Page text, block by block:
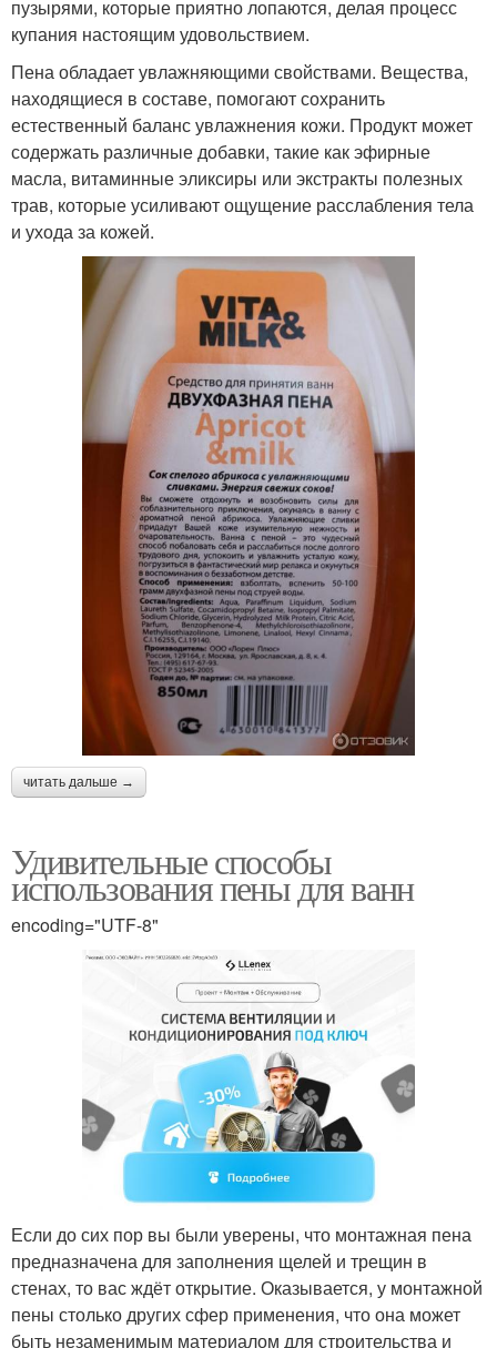
пузырями, которые приятно лопаются, делая процесс
купания настоящим удовольствием.
Пена обладает увлажняющими свойствами. Вещества,
находящиеся в составе, помогают сохранить
естественный баланс увлажнения кожи. Продукт может
содержать различные добавки, такие как эфирные
масла, витаминные эликсиры или экстракты полезных
трав, которые усиливают ощущение расслабления тела
и ухода за кожей.
читать дальше →
Удивительные способы
использования пены для ванн
encoding="UTF-8"
Если до сих пор вы были уверены, что монтажная пена
предназначена для заполнения щелей и трещин в
стенах, то вас ждёт открытие. Оказывается, у монтажной
пены столько других сфер применения, что она может
быть незаменимым материалом для строительства и